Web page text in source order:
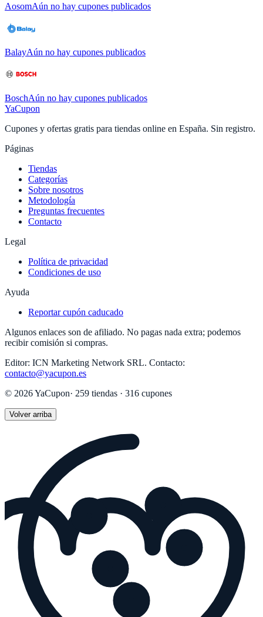
AosomAún no hay cupones publicados
BalayAún no hay cupones publicados
BoschAún no hay cupones publicados
YaCupon
Cupones y ofertas gratis para tiendas online en España. Sin registro.
Páginas
Tiendas
Categorías
Sobre nosotros
Metodología
Preguntas frecuentes
Contacto
Legal
Política de privacidad
Condiciones de uso
Ayuda
Reportar cupón caducado
Algunos enlaces son de afiliado. No pagas nada extra; podemos
recibir comisión si compras.
Editor: ICN Marketing Network SRL. Contacto:
contacto@yacupon.es
© 2026YaCupon· 259 tiendas · 316 cupones
Volver arriba